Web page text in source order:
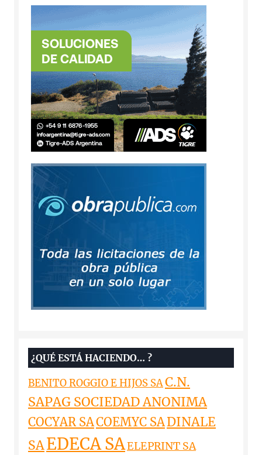
¿QUÉ ESTÁ HACIENDO… ?
BENITO ROGGIO E HIJOS SAC.N.
SAPAG SOCIEDAD ANONIMA
COCYAR SACOEMYC SADINALE
SAEDECA SAELEPRINT SA